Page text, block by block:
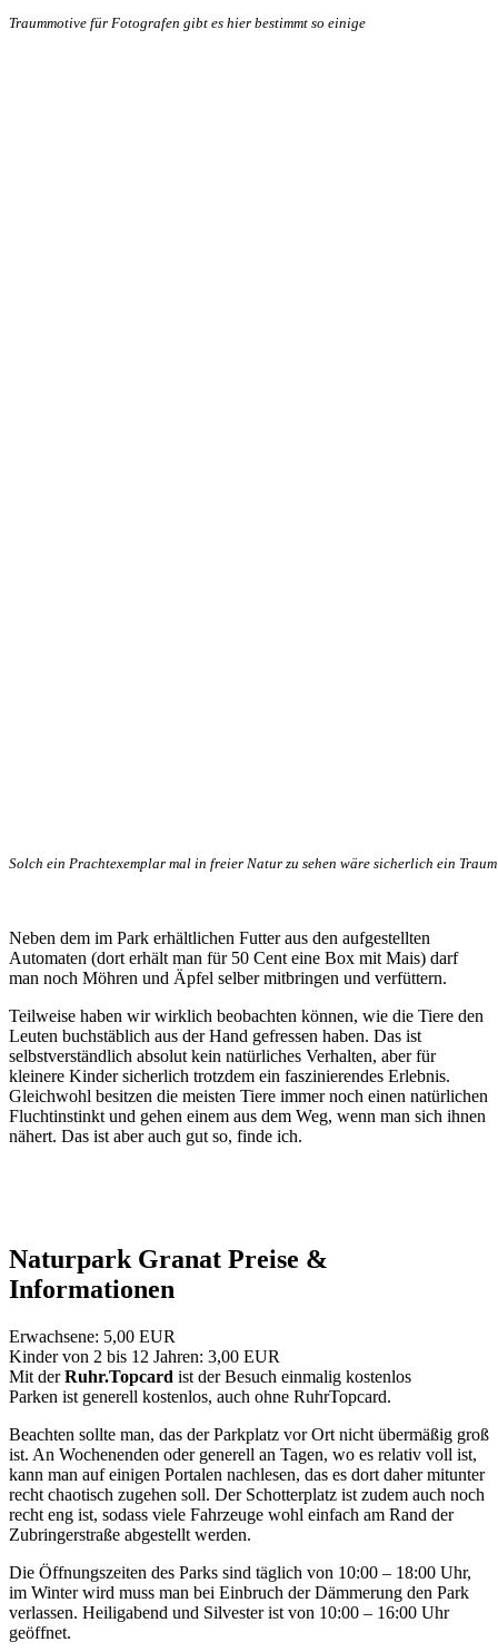
Traummotive für Fotografen gibt es hier bestimmt so einige
Solch ein Prachtexemplar mal in freier Natur zu sehen wäre sicherlich ein Traum
Neben dem im Park erhältlichen Futter aus den aufgestellten
Automaten (dort erhält man für 50 Cent eine Box mit Mais) darf
man noch Möhren und Äpfel selber mitbringen und verfüttern.
Teilweise haben wir wirklich beobachten können, wie die Tiere den
Leuten buchstäblich aus der Hand gefressen haben. Das ist
selbstverständlich absolut kein natürliches Verhalten, aber für
kleinere Kinder sicherlich trotzdem ein faszinierendes Erlebnis.
Gleichwohl besitzen die meisten Tiere immer noch einen natürlichen
Fluchtinstinkt und gehen einem aus dem Weg, wenn man sich ihnen
nähert. Das ist aber auch gut so, finde ich.
Naturpark Granat Preise &
Informationen
Erwachsene: 5,00 EUR
Kinder von 2 bis 12 Jahren: 3,00 EUR
Mit derRuhr.Topcard ist der Besuch einmalig kostenlos
Parken ist generell kostenlos, auch ohne RuhrTopcard.
Beachten sollte man, das der Parkplatz vor Ort nicht übermäßig groß
ist. An Wochenenden oder generell an Tagen, wo es relativ voll ist,
kann man auf einigen Portalen nachlesen, das es dort daher mitunter
recht chaotisch zugehen soll. Der Schotterplatz ist zudem auch noch
recht eng ist, sodass viele Fahrzeuge wohl einfach am Rand der
Zubringerstraße abgestellt werden.
Die Öffnungszeiten des Parks sind täglich von 10:00 – 18:00 Uhr,
im Winter wird muss man bei Einbruch der Dämmerung den Park
verlassen. Heiligabend und Silvester ist von 10:00 – 16:00 Uhr
geöffnet.